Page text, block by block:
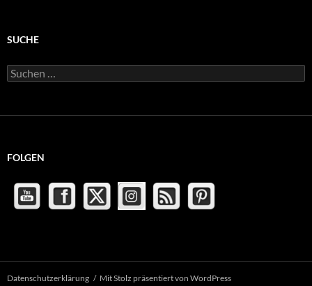
SUCHE
Suchen
nach:
FOLGEN
Datenschutzerklärung Mit Stolz präsentiert von WordPress